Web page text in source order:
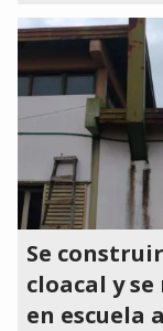
Se
cloacal y
en escuela